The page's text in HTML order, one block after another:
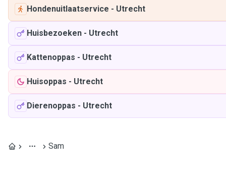
Hondenuitlaatservice - Utrecht
Huisbezoeken - Utrecht
Kattenoppas - Utrecht
Huisoppas - Utrecht
Dierenoppas - Utrecht
Sam